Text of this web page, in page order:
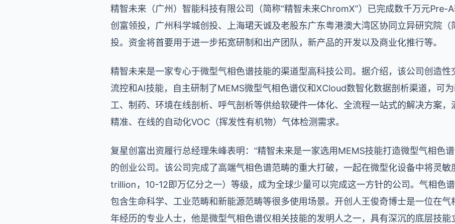
精智未来（广州）智能科技有限公司（简称“精智未来ChromX”）已完成数千万元Pre-
创富领投，广州科学城创投、上海珺天诚及老股东广东粤港澳大湾区协同立异研究院（
投。资金将首要用于进一步拓宽研制和出产团队，新产品的开发以及商业化推行等。
精智未来是一家专心于微型气相色谱技能的渠道型高科技公司。据介绍，该公司创造
流控和AI技能，自主研制了MEMS微型气相色谱仪和XCloud数智化数据剖析渠道，可
工、制药、环境在线剖析、呼气剖析等供给软硬件一体化、全流程一站式的解决方案，
精准、在线的自动化VOC（挥发性有机物）气体检测需求。
复星创富出资履行总经理朱峰表明：“精智未来是一家选用MEMS技能打造微型气相色
的创业公司。该公司完成了高端气相色谱范畴的重大打破，一起在微型化设备中将灵
trillion，10-12即万亿分之一）等级，成为全球少量可以完成这一方针的公司。气相色谱
包含生命科学、工业范畴和新能源范畴等很多使用场景。开创人王俊奇博士是一位在气
年经历的专业人士，他是微型气相色谱仪相关技能的发明人之一，具有深沉的底层技能